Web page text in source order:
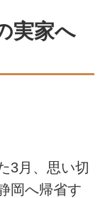
実家へ
3月、思い切
岡へ帰省す